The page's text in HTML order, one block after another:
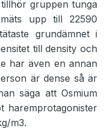
gruppen tunga
mäts upp till 22590
grundämnet i
till density och
har även en annan
är dense så är
säga att Osmium
haremprotagonister
m3.